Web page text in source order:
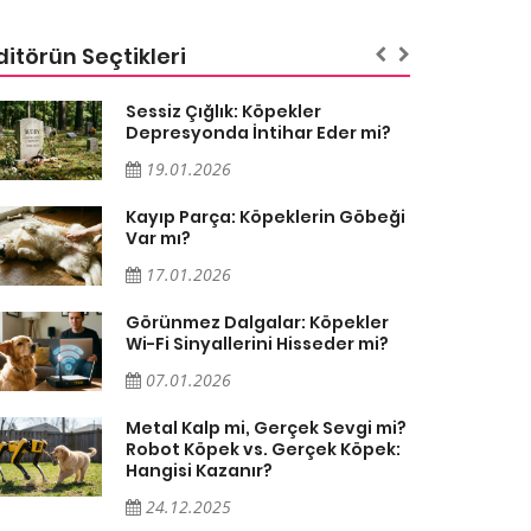
Seçtikleri
Sessiz Çığlık: Köpekler
Depresyonda İntihar Eder mi?
19.01.2026
Kayıp Parça: Köpeklerin Göbeği
Var mı?
17.01.2026
Görünmez Dalgalar: Köpekler
Wi-Fi Sinyallerini Hisseder mi?
07.01.2026
Metal Kalp mi, Gerçek Sevgi mi?
Robot Köpek vs. Gerçek Köpek:
Hangisi Kazanır?
24.12.2025